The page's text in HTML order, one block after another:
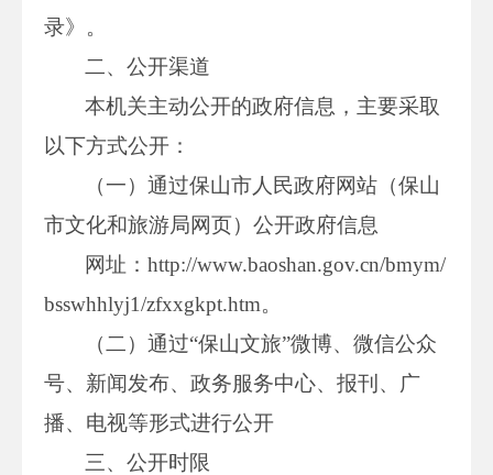
录》。
二、公开渠道
本机关主动公开的政府信息，主要采取
以下方式公开：
（一）通过保山市人民政府网站（保山
市文化和旅游局网页）公开政府信息
网址：http://www.baoshan.gov.cn/bmym/
bsswhhlyj1/zfxxgkpt.htm。
（二）通过“保山文旅”微博、微信公众
号、新闻发布、政务服务中心、报刊、广
播、电视等形式进行公开
三、公开时限